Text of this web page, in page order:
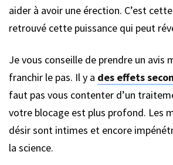
aider à avoir une érection. C’est
retrouvé cette puissance qui peut
Je vous conseille de prendre un avis
franchir le pas. Il y a des effets
faut pas vous contenter d’un
votre blocage est plus profond. Les
désir sont intimes et encore
la science.